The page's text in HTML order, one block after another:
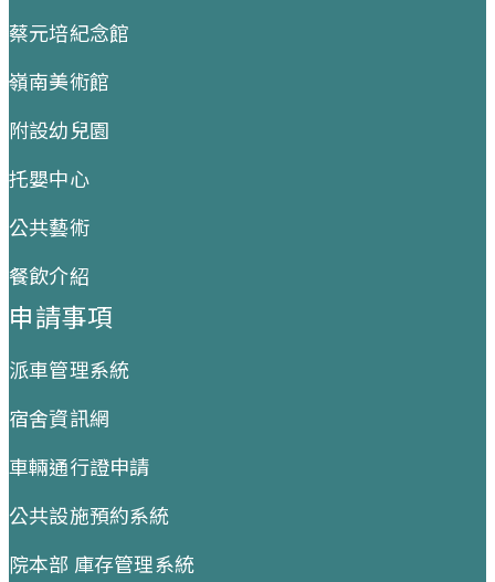
蔡元培紀念館
嶺南美術館
附設幼兒園
托嬰中心
公共藝術
餐飲介紹
申請事項
派車管理系統
宿舍資訊網
車輛通行證申請
公共設施預約系統
院本部 庫存管理系統